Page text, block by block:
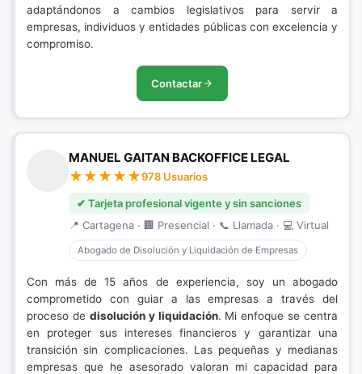
adaptándonos a cambios legislativos para servir a
empresas, individuos y entidades públicas con excelencia y
compromiso.
Contactar
MANUEL GAITAN BACKOFFICE LEGAL
978 Usuarios
✔ Tarjeta profesional vigente y sin sanciones
📍 Cartagena · 🏢 Presencial · 📞 Llamada · 💻 Virtual
Abogado de Disolución y Liquidación de Empresas
Con más de 15 años de experiencia, soy un abogado
comprometido con guiar a las empresas a través del
proceso de disolución y liquidación. Mi enfoque se centra
en proteger sus intereses financieros y garantizar una
transición sin complicaciones. Las pequeñas y medianas
empresas que he asesorado valoran mi capacidad para